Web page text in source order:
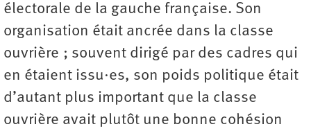
électorale de la gauche française. Son
organisation était ancrée dans la classe
ouvrière ; souvent dirigé par des cadres qui
en étaient issu·es, son poids politique était
d’autant plus important que la classe
ouvrière avait plutôt une bonne cohésion